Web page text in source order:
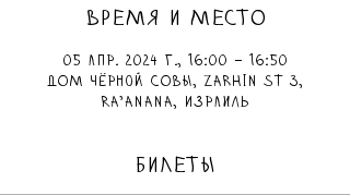
ВРЕМЯ И МЕСТО
05 апр. 2024 г., 16:00 – 16:50
ДОМ чёрной СОВЫ, Zarhin St 3,
Ra'anana, Израиль
БИЛЕТЫ